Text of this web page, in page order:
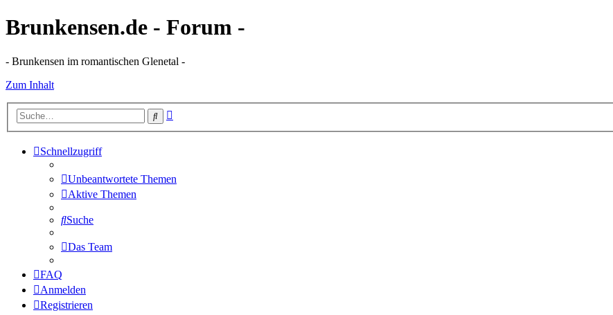
Brunkensen.de - Forum -
- Brunkensen im romantischen Glenetal -
Zum Inhalt
Suche
Schnellzugriff
Unbeantwortete Themen
Aktive Themen
Suche
Das Team
FAQ
Anmelden
Registrieren